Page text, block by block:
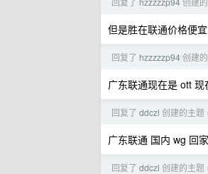
但是胜在联通价格便宜
回复了 hzzzzzp94创建
广东联通现在是 ott
回复了 ddczl 创建的主题 ›
广东联通 国内 wg 回
回复了 ddczl 创建的主题 ›